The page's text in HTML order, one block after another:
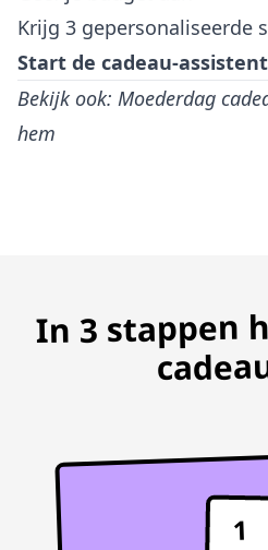
Krijg 3 gepersonaliseerde
Start de cadeau-
Bekijk ook: Moederdag
hem
In 3 stappen
1